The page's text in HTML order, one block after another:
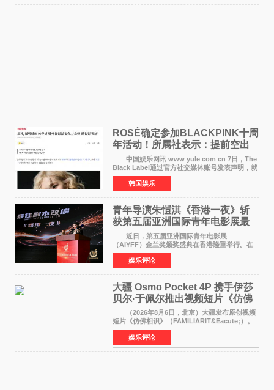
ROSÉ确定参加BLACKPINK十周
年活动！所属社表示：提前空出
了时间
中国娱乐网讯 www yule com cn 7日，The
Black Label通过官方社交媒体账号发表声明，就
近期网络上关于ROS&Eacute;个人行程及是否参
加BLACKPINK出道纪念活动的种种猜测作出正
式回应。 Th
韩国娱乐
青年导演朱愷淇《香港一夜》斩
获第五届亚洲国际青年电影展最
佳剧本改编奖
近日，第五届亚洲国际青年电影展
（AIYFF）金兰奖颁奖盛典在香港隆重举行。在
这场汇聚数百位海内外电影人、文化界人士及媒
体代表的亚洲青年影视盛会上，香港本土电影
《香港一夜》（Dawn in Ho
娱乐评论
大疆 Osmo Pocket 4P 携手伊莎
贝尔·于佩尔推出视频短片《仿佛
相识》
（2026年8月6日，北京）大疆发布原创视频
短片《仿佛相识》（FAMILIARIT&Eacute;）。
视频短片由戛纳国际电影节最佳女演员伊莎贝尔·
于佩尔（Isabelle Huppert）主演，全程使用大
疆首款双主摄口
娱乐评论